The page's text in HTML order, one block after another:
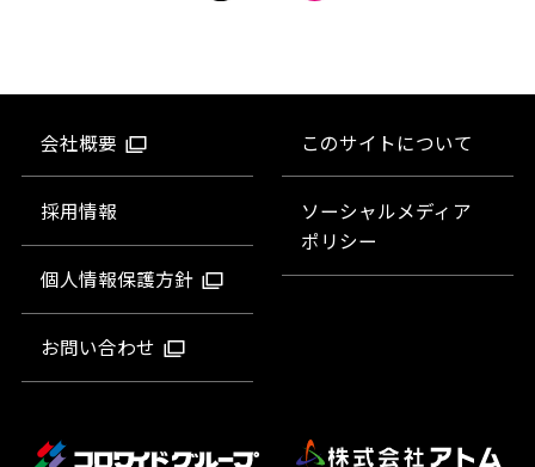
コロワイドグループ
会社概要
採用情報
個人情報保護方針
お問い合わせ
このサイトについて
ソーシャルメディア
ポリシー